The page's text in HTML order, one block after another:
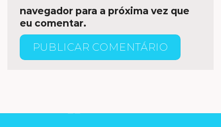
navegador para a próxima vez que
eu comentar.